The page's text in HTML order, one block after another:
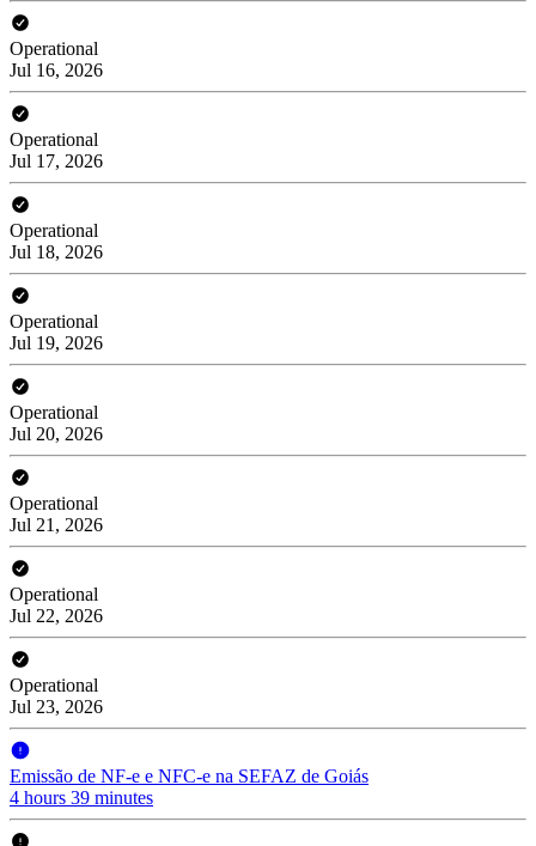
Operational
Jul 16, 2026
Operational
Jul 17, 2026
Operational
Jul 18, 2026
Operational
Jul 19, 2026
Operational
Jul 20, 2026
Operational
Jul 21, 2026
Operational
Jul 22, 2026
Operational
Jul 23, 2026
Emissão de NF-e e NFC-e na SEFAZ de Goiás
4 hours 39 minutes